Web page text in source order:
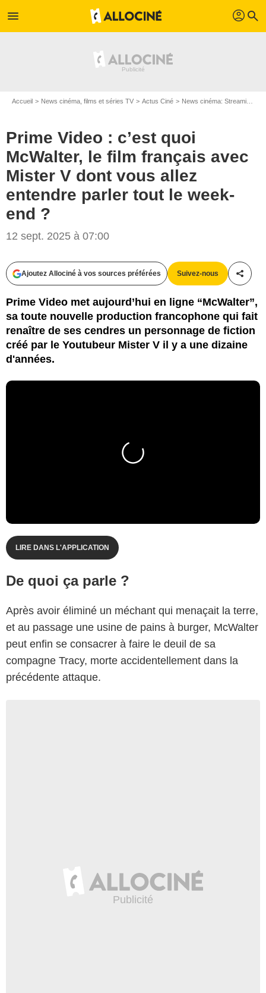
menu profil search
Accueil News cinéma, films et séries TV Actus Ciné News cinéma: Streaming
Prime Video : c’est quoi
McWalter, le film français avec
Mister V dont vous allez
entendre parler tout le week-
end ?
12 sept. 2025 à 07:00
Ajoutez Allociné à vos sources préférées Suivez-nous
Prime Video met aujourd’hui en ligne “McWalter”,
sa toute nouvelle production francophone qui fait
renaître de ses cendres un personnage de fiction
créé par le Youtubeur Mister V il y a une dizaine
d'années.
LIRE DANS L'APPLICATION
De quoi ça parle ?
Après avoir éliminé un méchant qui menaçait la terre,
et au passage une usine de pains à burger, McWalter
peut enfin se consacrer à faire le deuil de sa
compagne Tracy, morte accidentellement dans la
précédente attaque.